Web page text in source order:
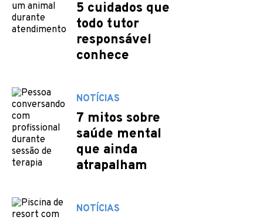
5 cuidados que
todo tutor
responsável
conhece
NOTÍCIAS
7 mitos sobre
saúde mental
que ainda
atrapalham
NOTÍCIAS